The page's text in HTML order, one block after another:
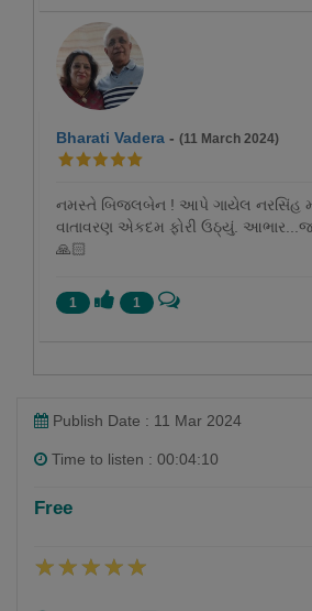
Bharati Vadera - (11 March 2024)
નમસ્તે બિજલબેન ! આપે ગાયેલ નરસિંહ
વાતાવરણ એકદમ ફોરી ઉઠ્યું.
🙏🏻
1 1
Publish Date : 11 Mar 2024
Time to listen : 00:04:10
Free